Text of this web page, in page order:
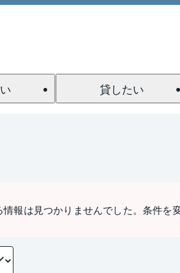
貸したい
報は見つかりませんでした。条件を